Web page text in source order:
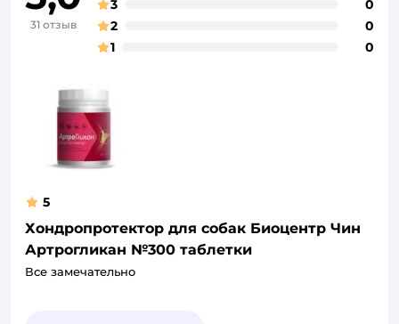
31 отзыв
3
0
2
0
1
0
5
Хондропротектор для собак Биоцентр Чин
Артрогликан №300 таблетки
Все замечательно